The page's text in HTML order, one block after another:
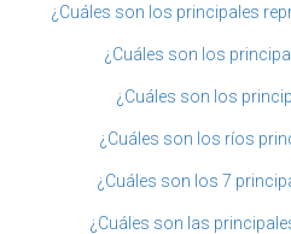
¿Cuáles son los principales
¿Cuáles son los
¿Cuáles son los
¿Cuáles son los ríos
¿Cuáles son los 7
¿Cuáles son las